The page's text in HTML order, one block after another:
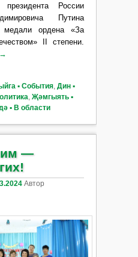
России
Путина
медали ордена «За
II степени.
→
▪ События, Дин ▪
, Җәмгыять ▪
▪ В области
—
Автор